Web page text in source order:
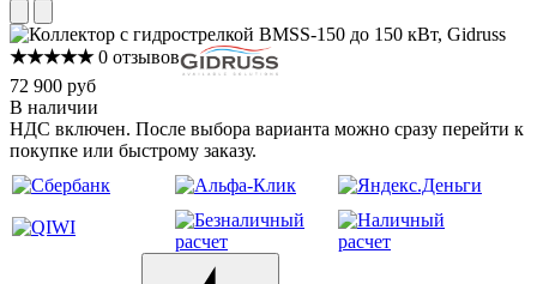
★★★★★ 0 отзывов
72 900 руб
В наличии
НДС включен. После выбора варианта можно сразу перейти к
покупке или быстрому заказу.